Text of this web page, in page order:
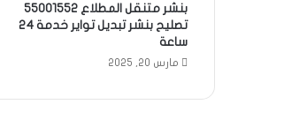
بنشر متنقل المطلاع 55001552
تصليح بنشر تبديل تواير خدمة 24
ساعة
مارس 20, 2025